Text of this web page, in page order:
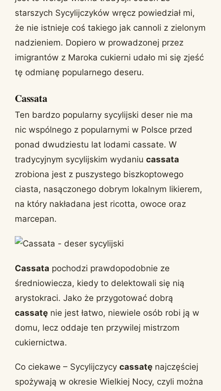
starszych Sycylijczyków wręcz powiedział mi,
że nie istnieje coś takiego jak cannoli z zielonym
nadzieniem. Dopiero w prowadzonej przez
imigrantów z Maroka cukierni udało mi się zjeść
tę odmianę popularnego deseru.
Cassata
Ten bardzo popularny sycylijski deser nie ma
nic wspólnego z popularnymi w Polsce przed
ponad dwudziestu lat lodami cassate. W
tradycyjnym sycylijskim wydaniu cassata
zrobiona jest z puszystego biszkoptowego
ciasta, nasączonego dobrym lokalnym likierem,
na który nakładana jest ricotta, owoce oraz
marcepan.
Cassata pochodzi prawdopodobnie ze
średniowiecza, kiedy to delektowali się nią
arystokraci. Jako że przygotować dobrą
cassatę nie jest łatwo, niewiele osób robi ją w
domu, lecz oddaje ten przywilej mistrzom
cukiernictwa.
Co ciekawe – Sycylijczycy cassatę najczęściej
spożywają w okresie Wielkiej Nocy, czyli można